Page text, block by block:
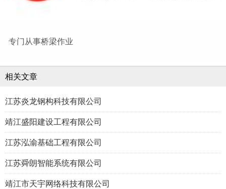
专门从事桥梁作业
相关文章
江苏炎龙钢构科技有限公司
靖江盛阳建设工程有限公司
江苏泓渝基础工程有限公司
江苏舜朗智能系统有限公司
靖江市天宇网络科技有限公司